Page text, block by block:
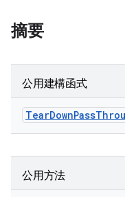
摘要
公用建構函式
TearDownPass
公用方法